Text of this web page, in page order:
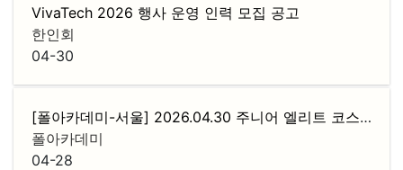
VivaTech 2026 행사 운영 인력 모집 공고
한인회
04-30
[폴아카데미-서울] 2026.04.30 주니어 엘리트 코스 로드맵 설명회
폴아카데미
04-28